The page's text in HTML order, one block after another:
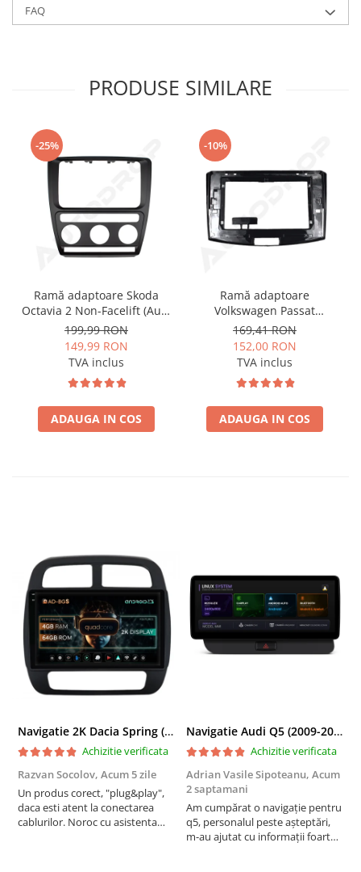
Conectică Hyundai
FAQ
PRODUSE SIMILARE
-25%
Ramă adaptoare Skoda
Octavia 2 Non-Facelift (Auto
A/C) 2004-2009 - fațetă
213×133 (RNS 510 / RCD
330), montaj dedicat
199,99 RON
149,99 RON
TVA inclus
ADAUGA IN COS
-10%
Ramă adaptoare
Volkswagen Passat
B6/B7/CC 2011-2015 -
navigație Android 10.1″,
montaj dedicat
169,41 RON
152,00 RON
TVA inclus
ADAUGA IN COS
Navigatie 2K Dacia Spring (2021- Prezent), Android, S-Quadcore / 4GB RAM + 64GB ROM, 9.5 Inch - AD-BGS90042K+AD-BGRKIT366V4s
Achizitie verificata
Razvan Socolov, Acum 5 zile
Un produs corect, "plug&play",
daca esti atent la conectarea
cablurilor. Noroc cu asistenta
Navigatie Audi Q5 (2009-2017), Linux OS & OEM, MMI 3G, CarPlay & Android Auto Wireless, MirrorLink, Camera AHD, 12.3 Inch - AD-BGAALNXH+AD-BGRKITQ5002
Achizitie verificata
Adrian Vasile Sipoteanu, Acum
2 saptamani
Am cumpărat o navigație pentru
q5, personalul peste așteptări,
m-au ajutat cu informații foarte